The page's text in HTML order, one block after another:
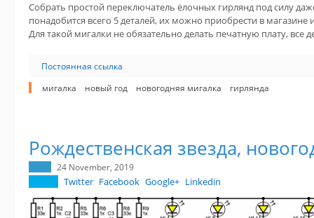
Собрать простой переключатель ёлочных гирлянд под силу
понадобится всего 5 деталей, их можно приобрести в магазине
Для такой мигалки не обязательно делать печатную плату, все
Постоянная ссылка
мигалка
новый год новогодняя мигалка гирлянда
Рождественская звезда,
24 November, 2019
Twitter Facebook Google+ Linkedin